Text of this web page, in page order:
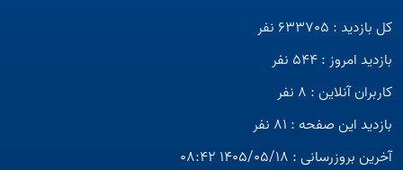
کل بازدید : 633705 نفر
بازدید امروز : 544 نفر
کاربران آنلاین : 8 نفر
بازدید این صفحه : 81 نفر
آخرین بروزرسانی : 1405/05/18 08:42